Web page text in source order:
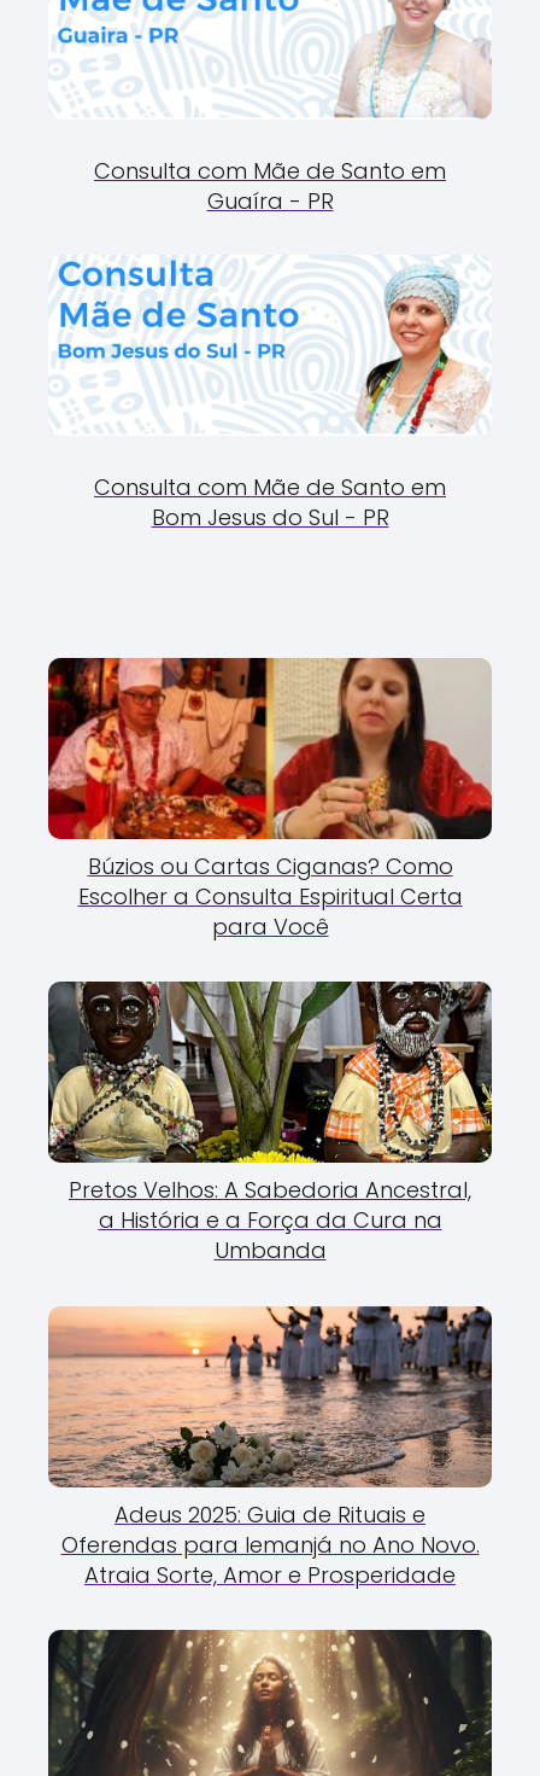
Consulta com Mãe de Santo em
Guaíra - PR
Consulta com Mãe de Santo em
Bom Jesus do Sul - PR
Búzios ou Cartas Ciganas? Como
Escolher a Consulta Espiritual Certa
para Você
Pretos Velhos: A Sabedoria Ancestral,
a História e a Força da Cura na
Umbanda
Adeus 2025: Guia de Rituais e
Oferendas para Iemanjá no Ano Novo.
Atraia Sorte, Amor e Prosperidade